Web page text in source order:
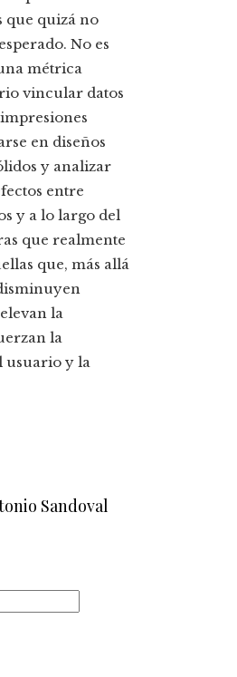
que quizá no
No es
métrica
vincular datos
en diseños
y analizar
entre
y a lo largo del
que realmente
que, más allá
la
la
usuario y la
Sandoval